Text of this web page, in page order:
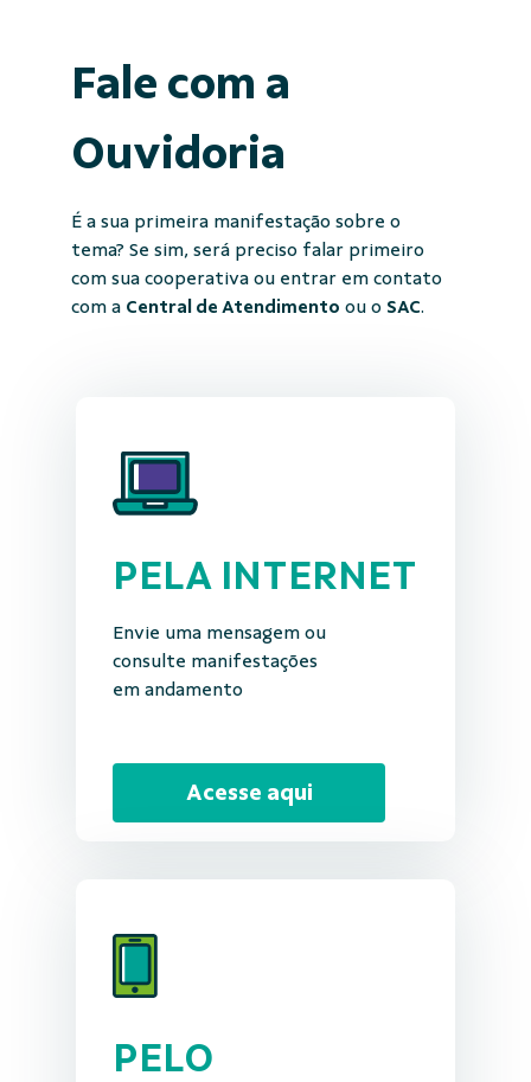
Fale com a
Ouvidoria
É a sua primeira manifestação sobre o
tema? Se sim, será preciso falar primeiro
com sua cooperativa ou entrar em contato
com a Central de Atendimento ou o SAC.
PELA INTERNET
Envie uma mensagem ou
consulte manifestações
em andamento
Acesse aqui
PELO